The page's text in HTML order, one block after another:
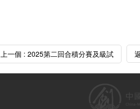
上一個 : 2025第二回合積分賽及級試